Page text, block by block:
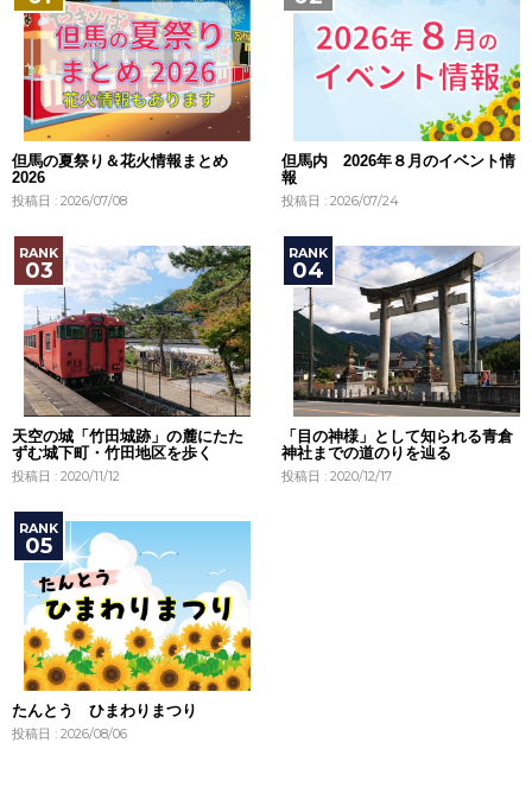
但馬の夏祭り＆花火情報まとめ
2026
投稿日 : 2026/07/08
但馬内 2026年８月のイベント情
報
投稿日 : 2026/07/24
天空の城「竹田城跡」の麓にたた
ずむ城下町・竹田地区を歩く
投稿日 : 2020/11/12
「目の神様」として知られる青倉
神社までの道のりを辿る
投稿日 : 2020/12/17
たんとう ひまわりまつり
投稿日 : 2026/08/06